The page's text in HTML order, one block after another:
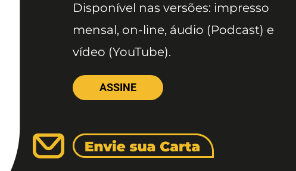
Disponível nas versões: impresso
mensal, on-line, áudio (Podcast) e
vídeo (YouTube).
ASSINE